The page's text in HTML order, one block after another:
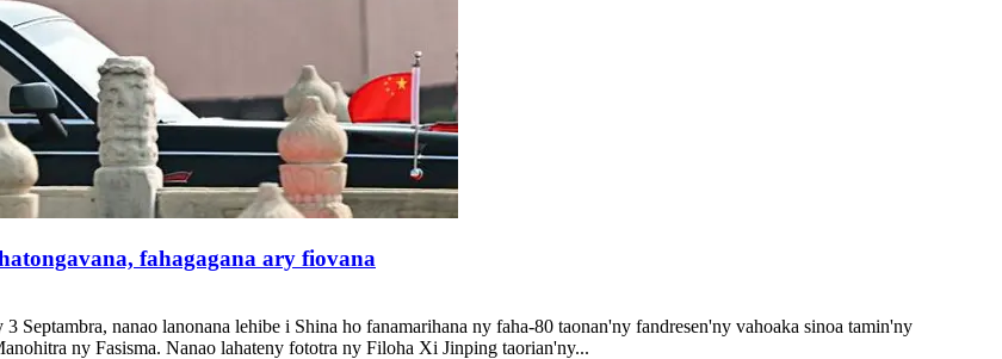
fahagagana ary fiovana
nanao lanonana lehibe i Shina ho fanamarihana ny faha-80 taonan'ny fandresen'ny vahoaka sinoa tamin'ny
ny Fasisma. Nanao lahateny fototra ny Filoha Xi Jinping taorian'ny...